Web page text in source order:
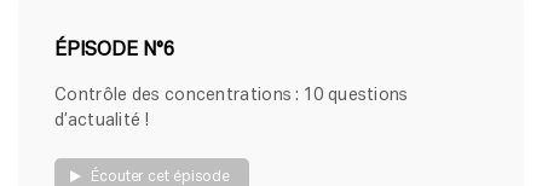
ÉPISODE N°6
Contrôle des concentrations : 10 questions
d’actualité !
Écouter cet épisode